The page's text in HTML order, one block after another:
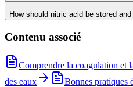
How should nitric acid be stored
Contenu associé
Comprendre la coagulation et
des eaux
Bonnes pratiques